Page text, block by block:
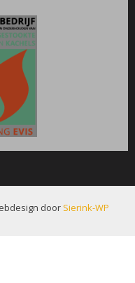
door Sierink-WP